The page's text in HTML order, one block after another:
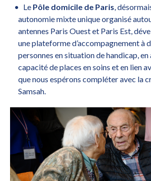
Le Pôle domicile de Paris ,
autonomie mixte unique organisé
antennes Paris Ouest et Paris Est,
une plateforme d’accompagnement à
personnes en situation de handicap,
capacité de places en soins et en lien
que nous espérons compléter avec la
Samsah.